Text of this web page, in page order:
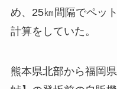
め、25㎞間隔でペッ
計算をしていた。
熊本県北部から福岡